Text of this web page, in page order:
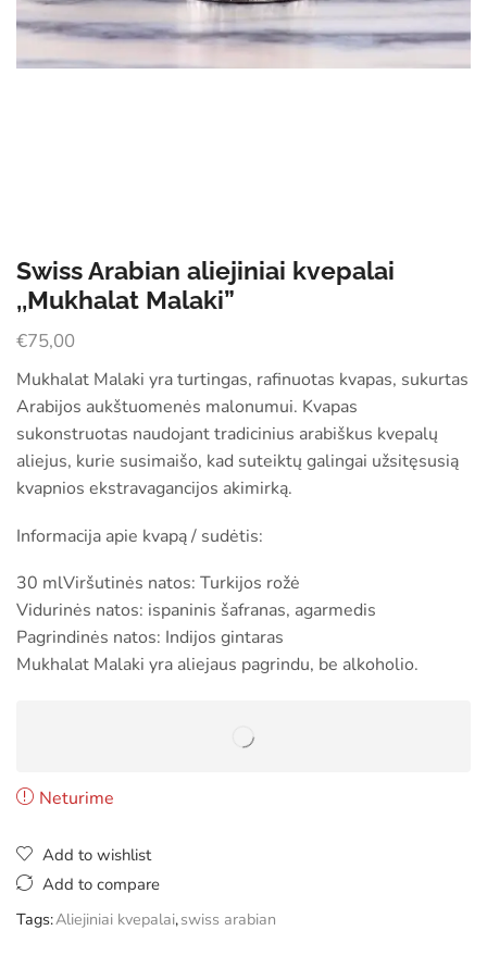
Swiss Arabian aliejiniai kvepalai
,,Mukhalat Malaki”
€75,00
Mukhalat Malaki yra turtingas, rafinuotas kvapas, sukurtas
Arabijos aukštuomenės malonumui. Kvapas
sukonstruotas naudojant tradicinius arabiškus kvepalų
aliejus, kurie susimaišo, kad suteiktų galingai užsitęsusią
kvapnios ekstravagancijos akimirką.
Informacija apie kvapą / sudėtis:
30 mlViršutinės natos: Turkijos rožė
Vidurinės natos: ispaninis šafranas, agarmedis
Pagrindinės natos: Indijos gintaras
Mukhalat Malaki yra aliejaus pagrindu, be alkoholio.
Neturime
Add to wishlist
Add to compare
Tags:Aliejiniai kvepalai,swiss arabian